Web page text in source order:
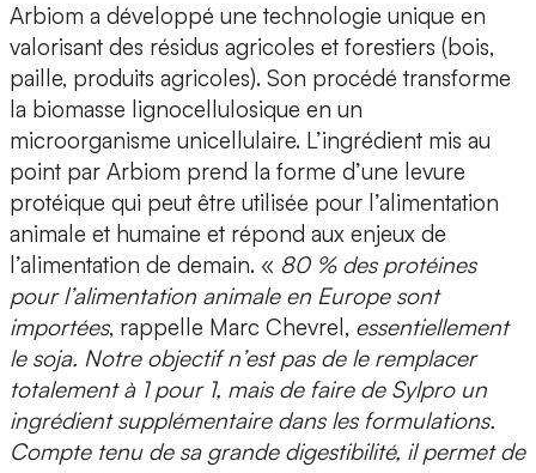
Arbiom a développé une technologie unique en
valorisant des résidus agricoles et forestiers (bois,
paille, produits agricoles). Son procédé transforme
la biomasse lignocellulosique en un
microorganisme unicellulaire. L’ingrédient mis au
point par Arbiom prend la forme d’une levure
protéique qui peut être utilisée pour l’alimentation
animale et humaine et répond aux enjeux de
l’alimentation de demain. « 80 % des protéines
pour l’alimentation animale en Europe sont
importées, rappelle Marc Chevrel, essentiellement
le soja. Notre objectif n’est pas de le remplacer
totalement à 1 pour 1, mais de faire de Sylpro un
ingrédient supplémentaire dans les formulations.
Compte tenu de sa grande digestibilité, il permet de